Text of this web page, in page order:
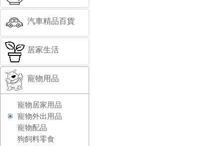
汽車精品百貨
居家生活
寵物用品
寵物居家用品
寵物外出用品
寵物配品
狗飼料零食